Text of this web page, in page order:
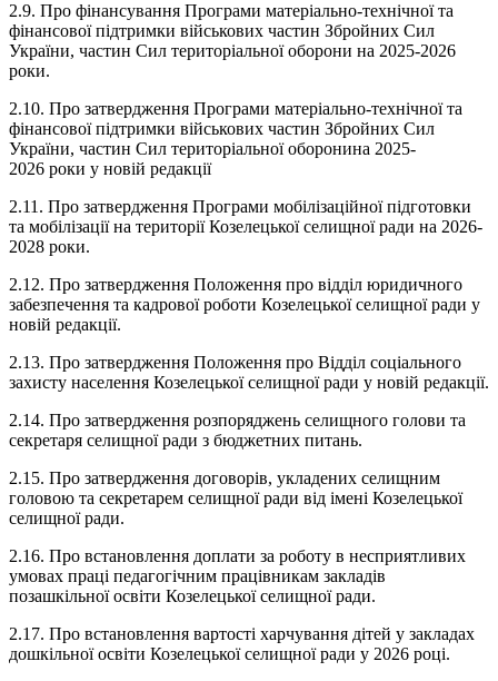
2.9. Про фінансування Програми матеріально-технічної та
фінансової підтримки військових частин Збройних Сил
України, частин Сил територіальної оборони на 2025-2026
роки.
2.10. Про затвердження Програми матеріально-технічної та
фінансової підтримки військових частин Збройних Сил
України, частин Сил територіальної оборонина 2025-
2026 роки у новій редакції
2.11. Про затвердження Програми мобілізаційної підготовки
та мобілізації на території Козелецької селищної ради на 2026-
2028 роки.
2.12. Про затвердження Положення про відділ юридичного
забезпечення та кадрової роботи Козелецької селищної ради у
новій редакції.
2.13. Про затвердження Положення про Відділ соціального
захисту населення Козелецької селищної ради у новій редакції.
2.14. Про затвердження розпоряджень селищного голови та
секретаря селищної ради з бюджетних питань.
2.15. Про затвердження договорів, укладених селищним
головою та секретарем селищної ради від імені Козелецької
селищної ради.
2.16. Про встановлення доплати за роботу в несприятливих
умовах праці педагогічним працівникам закладів
позашкільної освіти Козелецької селищної ради.
2.17. Про встановлення вартості харчування дітей у закладах
дошкільної освіти Козелецької селищної ради у 2026 році.